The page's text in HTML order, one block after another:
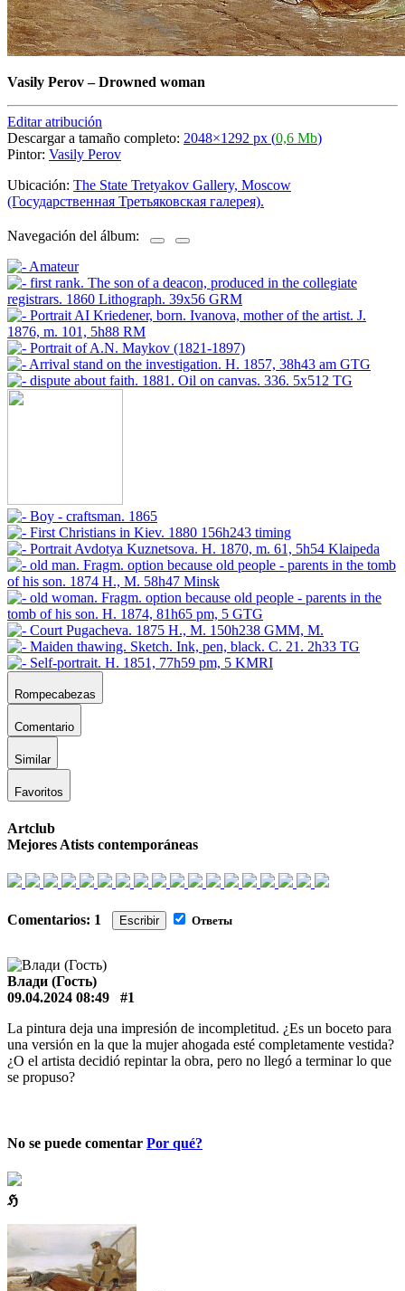
Vasily Perov–Drowned woman
Editar atribución
Descargar a tamaño completo: 2048×1292 px (0,6 Mb)
Pintor: Vasily Perov
Ubicación: The State Tretyakov Gallery, Moscow
(Государственная Третьяковская галерея).
Navegación del álbum:
Rompecabezas
Comentario
Similar
Favoritos
Artclub
Mejores Atists contemporáneas
Comentarios: 1 Escribir Ответы
Влади (Гость)
09.04.2024 08:49
#1
La pintura deja una impresión de incompletitud. ¿Es un boceto para
una versión en la que la mujer ahogada esté completamente vestida?
¿O el artista decidió repintar la obra, pero no llegó a terminar lo que
se propuso?
No se puede comentar Por qué?
ℌ